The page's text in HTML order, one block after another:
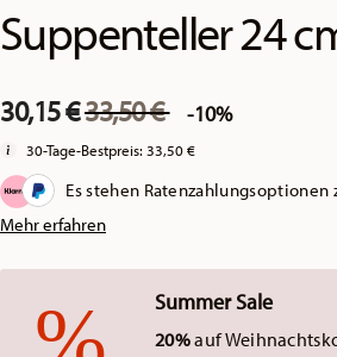
Suppenteller 24
30,15 €Price reduced from
33,50 €to-10%
30-Tage-Bestpreis:33,50 €
Es stehen Ratenzahlungsoptionen
Mehr erfahren
Summer Sale
20%auf